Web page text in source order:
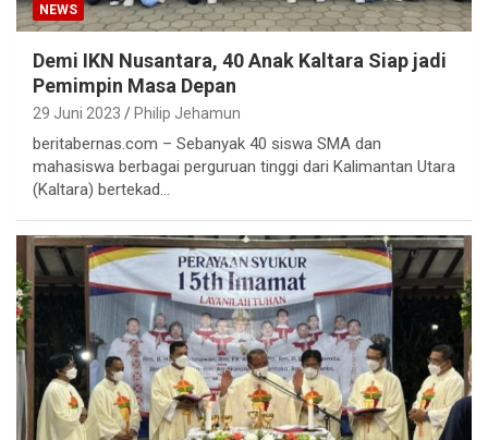
NEWS
Demi IKN Nusantara, 40 Anak Kaltara Siap jadi
Pemimpin Masa Depan
29 Juni 2023 Philip Jehamun
beritabernas.com – Sebanyak 40 siswa SMA dan
mahasiswa berbagai perguruan tinggi dari Kalimantan Utara
(Kaltara) bertekad…